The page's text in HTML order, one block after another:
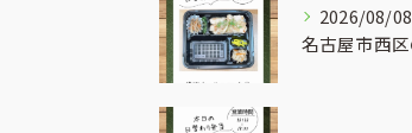
2026/08/08